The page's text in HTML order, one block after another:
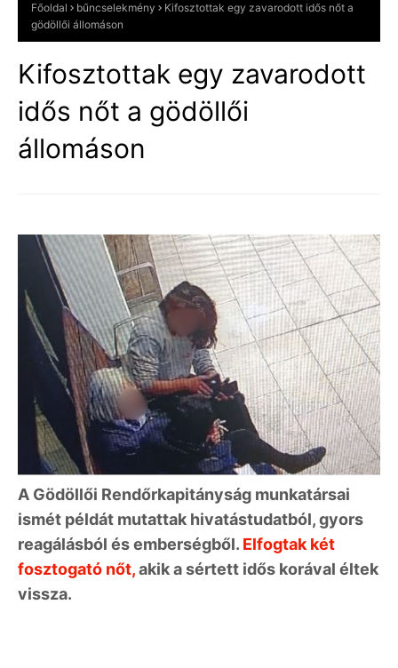
Főoldal bűncselekmény
Kifosztottak egy zavarodott idős nőt a
gödöllői állomáson
Kifosztottak egy zavarodott
idős nőt a gödöllői
állomáson
A Gödöllői Rendőrkapitányság munkatársai
ismét példát mutattak hivatástudatból, gyors
reagálásból és emberségből. Elfogtak két
fosztogató nőt,akik a sértett idős korával éltek
vissza.